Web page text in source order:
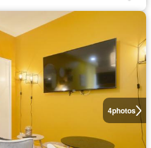
4photos